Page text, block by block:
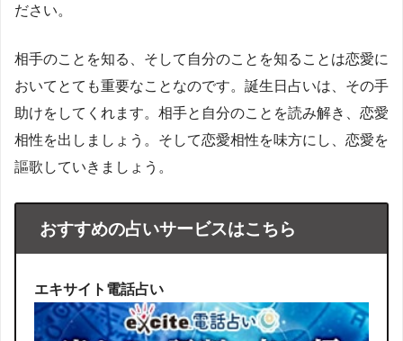
ださい。
相手のことを知る、そして自分のことを知ることは恋愛に
おいてとても重要なことなのです。誕生日占いは、その手
助けをしてくれます。相手と自分のことを読み解き、恋愛
相性を出しましょう。そして恋愛相性を味方にし、恋愛を
謳歌していきましょう。
おすすめの占いサービスはこちら
エキサイト電話占い